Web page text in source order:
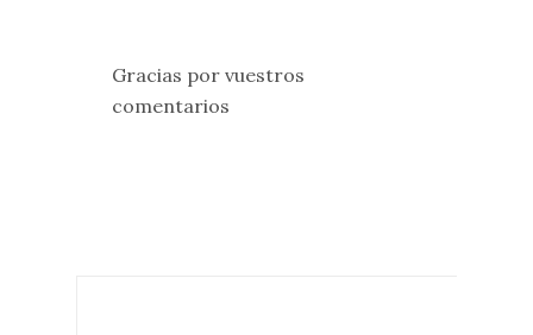
Gracias por vuestros
comentarios